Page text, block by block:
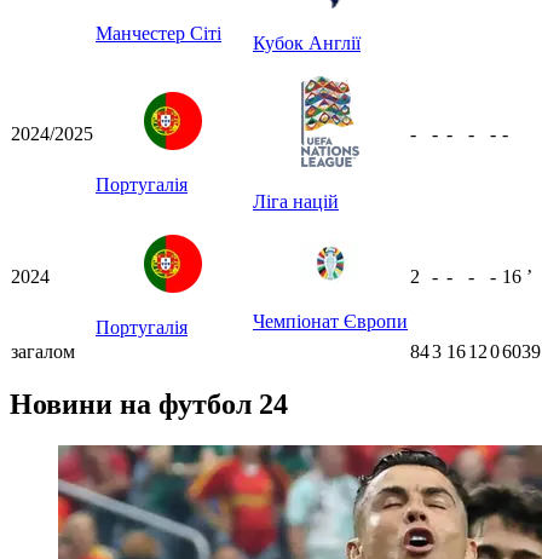
Манчестер Сіті Кубок Англії
2024/2025
Португалія
Ліга націй
- - - - - -
2024
Португалія Чемпіонат Європи
2 - - - - 16 ʼ
загалом 843 16120
Новини на футбол 24